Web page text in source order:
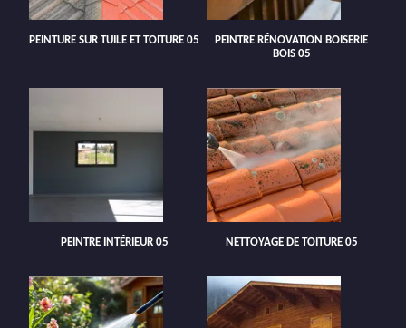
PEINTURE SUR TUILE ET TOITURE 05
PEINTRE RÉNOVATION BOISERIE
BOIS 05
PEINTRE INTÉRIEUR 05 NETTOYAGE DE TOITURE 05